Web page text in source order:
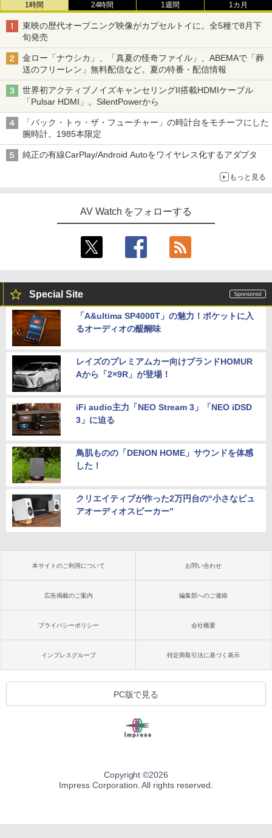
1時間 24時間 1週間 1カ月
東映の歴代オープニング映像がカプセルトイに。全5種で8月下
旬発売
金ロー「ナウシカ」、「真夏の怪奇ファイル」、ABEMAで「葬
送のフリーレン」無料配信など。夏の特番・配信情報
世界初アクティブノイズキャンセリングII搭載HDMIケーブル
「Pulsar HDMI」。SilentPowerから
「バック・トゥ・ザ・フューチャー」の時計台をモチーフにした
腕時計。1985本限定
純正の有線CarPlay/Android Autoをワイヤレス化するアダプタ
もっと見る
AV Watch をフォローする
Special Site
「A&ultima SP4000T」の魅力！ポケットに入
るオーディオの醍醐味
レイズのプレミアムカー向けブランドHOMUR
Aから「2×9R」が登場！
iFi audio主力「NEO Stream 3」「NEO iDSD
3」に迫る
鳥肌ものの「DENON HOME」サウンドを体感
した！
クリエイティブが作った2万円台の“小さなピュ
アオーディオスピーカー”
本サイトのご利用について お問い合わせ
広告掲載のご案内 編集部へのご連絡
プライバシーポリシー 会社概要
インプレスグループ 特定商取引法に基づく表示
PC版で見る
Copyright ©2026
Impress Corporation. All rights reserved.